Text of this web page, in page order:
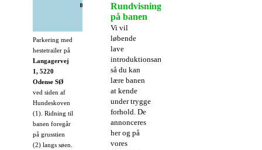
Parkering med
hestetrailer på
Langagervej
1, 5220
Odense SØ
ved siden af
Hundeskoven
(1). Ridning til
banen foregår
på grusstien
(2) langs søen.
Rundvisning
på banen
Vi vil
løbende
lave
introduktionsarrangementer,
så du kan
lære banen
at kende
under trygge
forhold. De
annonceres
her og på
vores